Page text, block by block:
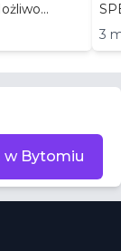
SPECJALIZACJI I PO STAŻU. Możliwo...
3
w Bytomiu